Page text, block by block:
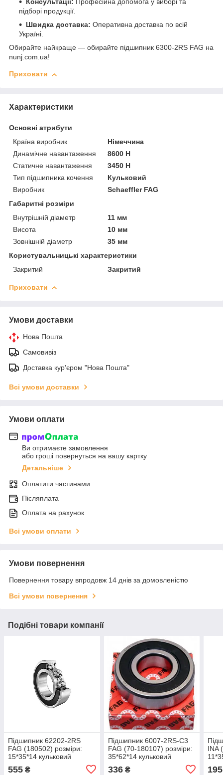
Консультації: Професійна допомога у виборі та
підборі продукції.
Швидка доставка: Оперативна доставка по всій
Україні.
Обирайте найкраще — обирайте підшипник 6300-2RS FAG на
nunj.com.ua!
Приховати
Характеристики
Основні атрибути
Країна виробник
Німеччина
Динамічне навантаження
8600 Н
Статичне навантаження
3450 Н
Тип підшипника кочення
Кульковий
Виробник
Schaeffler FAG
Габаритні розміри
Внутрішній діаметр
11 мм
Висота
10 мм
Зовнішній діаметр
35 мм
Користувальницькі характеристики
Закритий
Закритий
Приховати
Умови доставки
Нова Пошта
Самовивіз
Доставка кур'єром "Нова Пошта"
Всі умови доставки
Умови оплати
Ви отримаєте замовлення
або гроші повернуться на вашу картку
Детальніше
Оплатити частинами
Післяплата
Оплата на рахунок
Всі умови оплати
Умови повернення
Повернення товару впродовж 14 днів за домовленістю
Всі умови повернення
Подібні товари компанії
Підшипник 62202-2RS
FAG (180502) розміри:
15*35*14 кульковий
555 ₴
Підшипник 6007-2RS-C3
FAG (70-180107) розміри:
35*62*14 кульковий
336₴
INA
195